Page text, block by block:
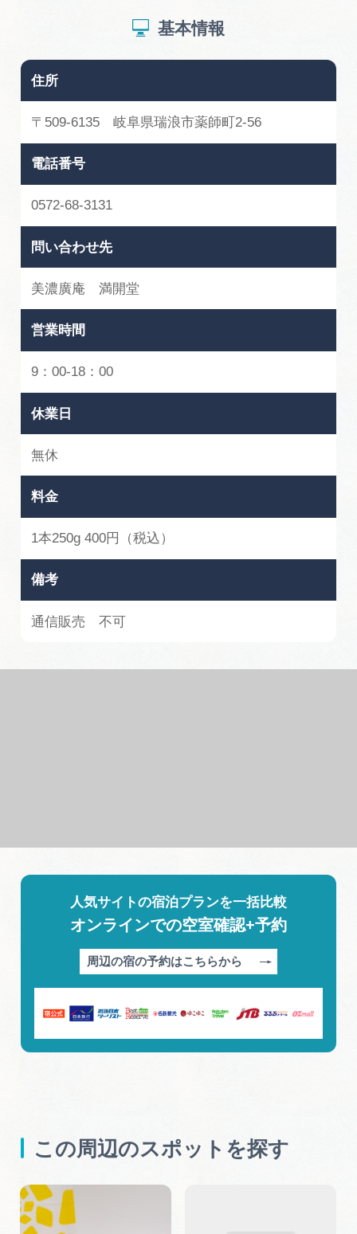
動画ライブラリー
運営組織
広告掲載
サイトポリシー
基本情報
住所
〒509-6135 岐阜県瑞浪市薬師町2-56
電話番号
0572-68-3131
問い合わせ先
美濃廣庵 満開堂
営業時間
9：00-18：00
休業日
無休
料金
1本250g 400円（税込）
備考
通信販売 不可
人気サイトの宿泊プランを一括比較
オンラインでの空室確認+予約
周辺の宿の予約はこちらから
この周辺のスポットを探す